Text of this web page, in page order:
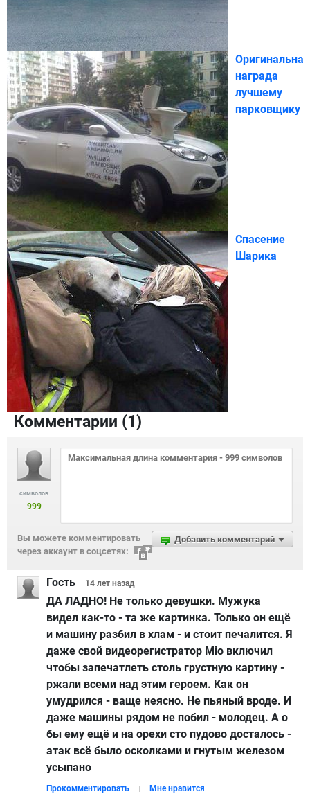
Оригинальная
награда
лучшему
парковщику
Спасение
Шарика
Комментарии (1)
символов
999
Добавить комментарий
Вы можете комментировать
через аккаунт в соцсетях:
Гость 14 лет назад
ДА ЛАДНО! Не только девушки. Мужука
видел как-то - та же картинка. Только он ещё
и машину разбил в хлам - и стоит печалится. Я
даже свой видеорегистратор Mio включил
чтобы запечатлеть столь грустную картину -
ржали всеми над этим героем. Как он
умудрился - ваще неясно. Не пьяный вроде. И
даже машины рядом не побил - молодец. А о
бы ему ещё и на орехи сто пудово досталось -
атак всё было осколками и гнутым железом
усыпано
Прокомментировать Мне нравится